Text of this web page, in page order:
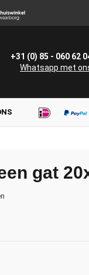
+31 (0) 85 - 060 62
Whatsapp met
gat